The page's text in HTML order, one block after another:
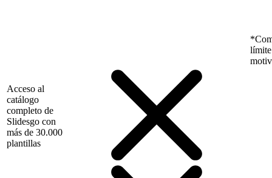
límite
Acceso al
catálogo
completo de
Slidesgo con
más de 30.000
plantillas